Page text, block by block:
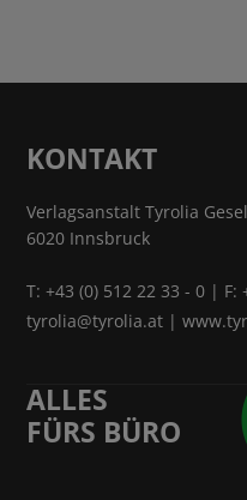
KONTAKT
Verlagsanstalt Tyrolia
6020 Innsbruck
T:+43 (0) 512 22 33 - 0 | F:
tyrolia@tyrolia.at |
ALLES
FÜRS BÜRO